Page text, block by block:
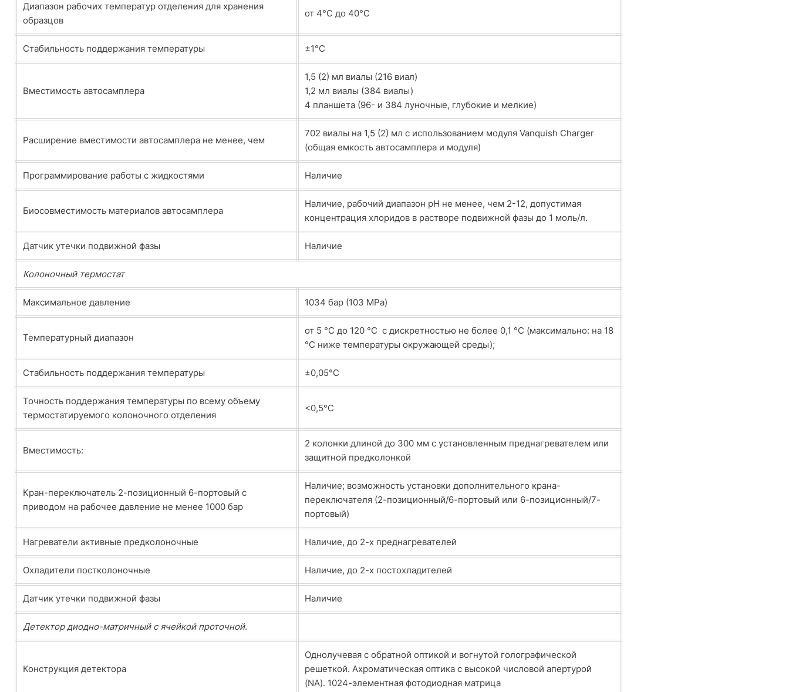
Диапазон рабочих температур отделения для хранения
образцов
от 4°С до 40°С
Стабильность поддержания температуры ±1°С
Вместимость автосамплера
1,5 (2) мл виалы (216 виал)
1,2 мл виалы (384 виалы)
4 планшета (96- и 384 луночные, глубокие и мелкие)
Расширение вместимости автосамплера не менее, чем
702 виалы на 1,5 (2) мл с использованием модуля Vanquish Charger
(общая емкость автосамплера и модуля)
Программирование работы с жидкостями Наличие
Биосовместимость материалов автосамплера
Наличие, рабочий диапазон pH не менее, чем 2-12, допустимая
концентрация хлоридов в растворе подвижной фазы до 1 моль/л.
Датчик утечки подвижной фазы Наличие
Колоночный термостат
Максимальное давление 1034 бар (103 МРа)
Температурный диапазон
от 5 °С до 120 °С с дискретностью не более 0,1 °С (максимально: на 18
°C ниже температуры окружающей среды);
Стабильность поддержания температуры ±0,05°С
Точность поддержания температуры по всему объему
термостатируемого колоночного отделения
<0,5°С
Вместимость:
2 колонки длиной до 300 мм с установленным преднагревателем или
защитной предколонкой
Кран-переключатель 2-позиционный 6-портовый с
приводом на рабочее давление не менее 1000 бар
Наличие; возможность установки дополнительного крана-
переключателя (2-позиционный/6-портовый или 6-позиционный/7-
портовый)
Нагреватели активные предколоночные Наличие, до 2-х преднагревателей
Охладители постколоночные Наличие, до 2-х постохладителей
Датчик утечки подвижной фазы Наличие
Детектор диодно-матричный с ячейкой проточной.
Конструкция детектора
Однолучевая с обратной оптикой и вогнутой голографической
решеткой. Ахроматическая оптика с высокой числовой апертурой
(NA). 1024-элементная фотодиодная матрица